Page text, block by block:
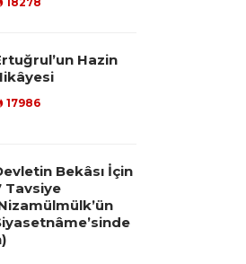
Hazin
17986
Bekâsı İçin
Tavsiye